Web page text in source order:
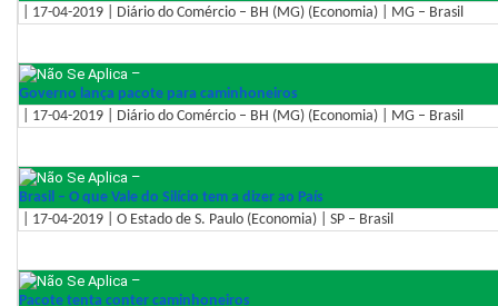
| 17-04-2019 | Diário do Comércio – BH (MG) (Economia) | MG – Brasil
–
Governo lança pacote para caminhoneiros
| 17-04-2019 | Diário do Comércio – BH (MG) (Economia) | MG – Brasil
–
Brasil – O que Vale do Silício tem a dizer ao País
| 17-04-2019 | O Estado de S. Paulo (Economia) | SP – Brasil
–
Pacote tenta conter caminhoneiros